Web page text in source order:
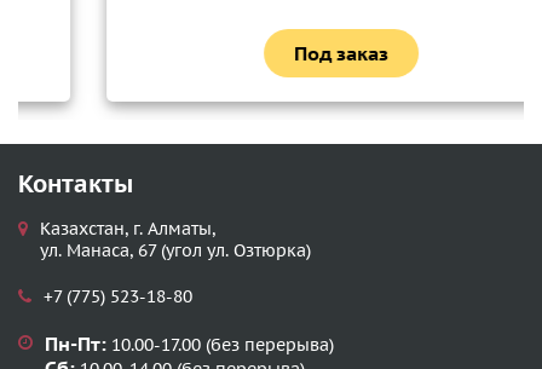
Под заказ
Контакты
Казахстан, г. Алматы,
ул. Манаса, 67 (угол ул. Озтюрка)
+7 (775) 523-18-80
Пн-Пт: 10.00-17.00 (без перерыва)